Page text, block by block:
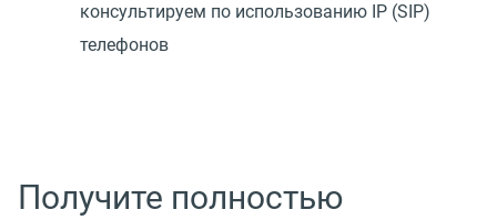
консультируем по использованию IP (SIP)
телефонов
Получите полностью